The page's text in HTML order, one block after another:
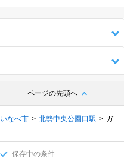
ページの先頭へ
いなべ市 北勢中央公園口駅
ガ
保存中の条件